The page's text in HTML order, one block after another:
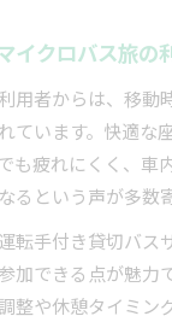
イクロバス旅の
用者からは、移動
ています。快適な
も疲れにくく、車
るという声が多数
転手付き貸切バス
加できる点が魅力
整や休憩タイミン